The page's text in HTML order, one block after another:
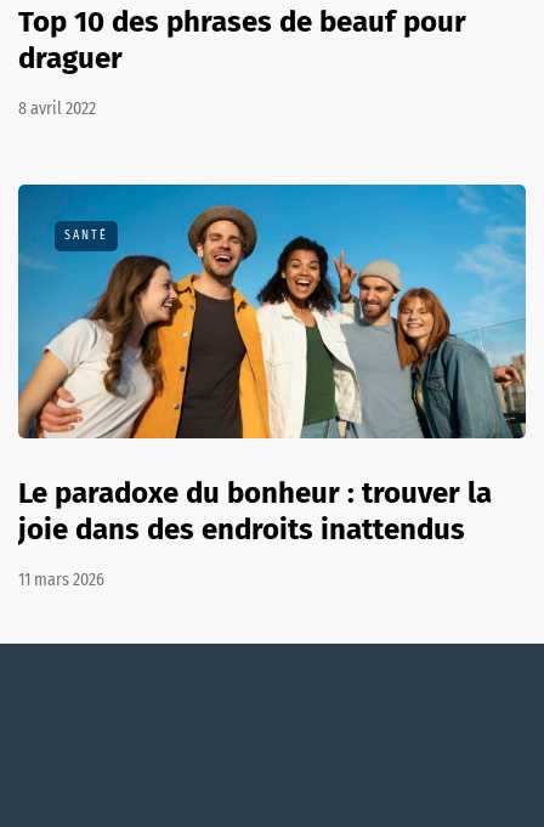
Top 10 des phrases de beauf pour
draguer
8 avril 2022
SANTÉ
Le paradoxe du bonheur : trouver la
joie dans des endroits inattendus
11 mars 2026